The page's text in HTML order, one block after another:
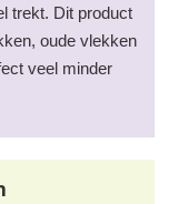
trekt. Dit product
oude vlekken
veel minder